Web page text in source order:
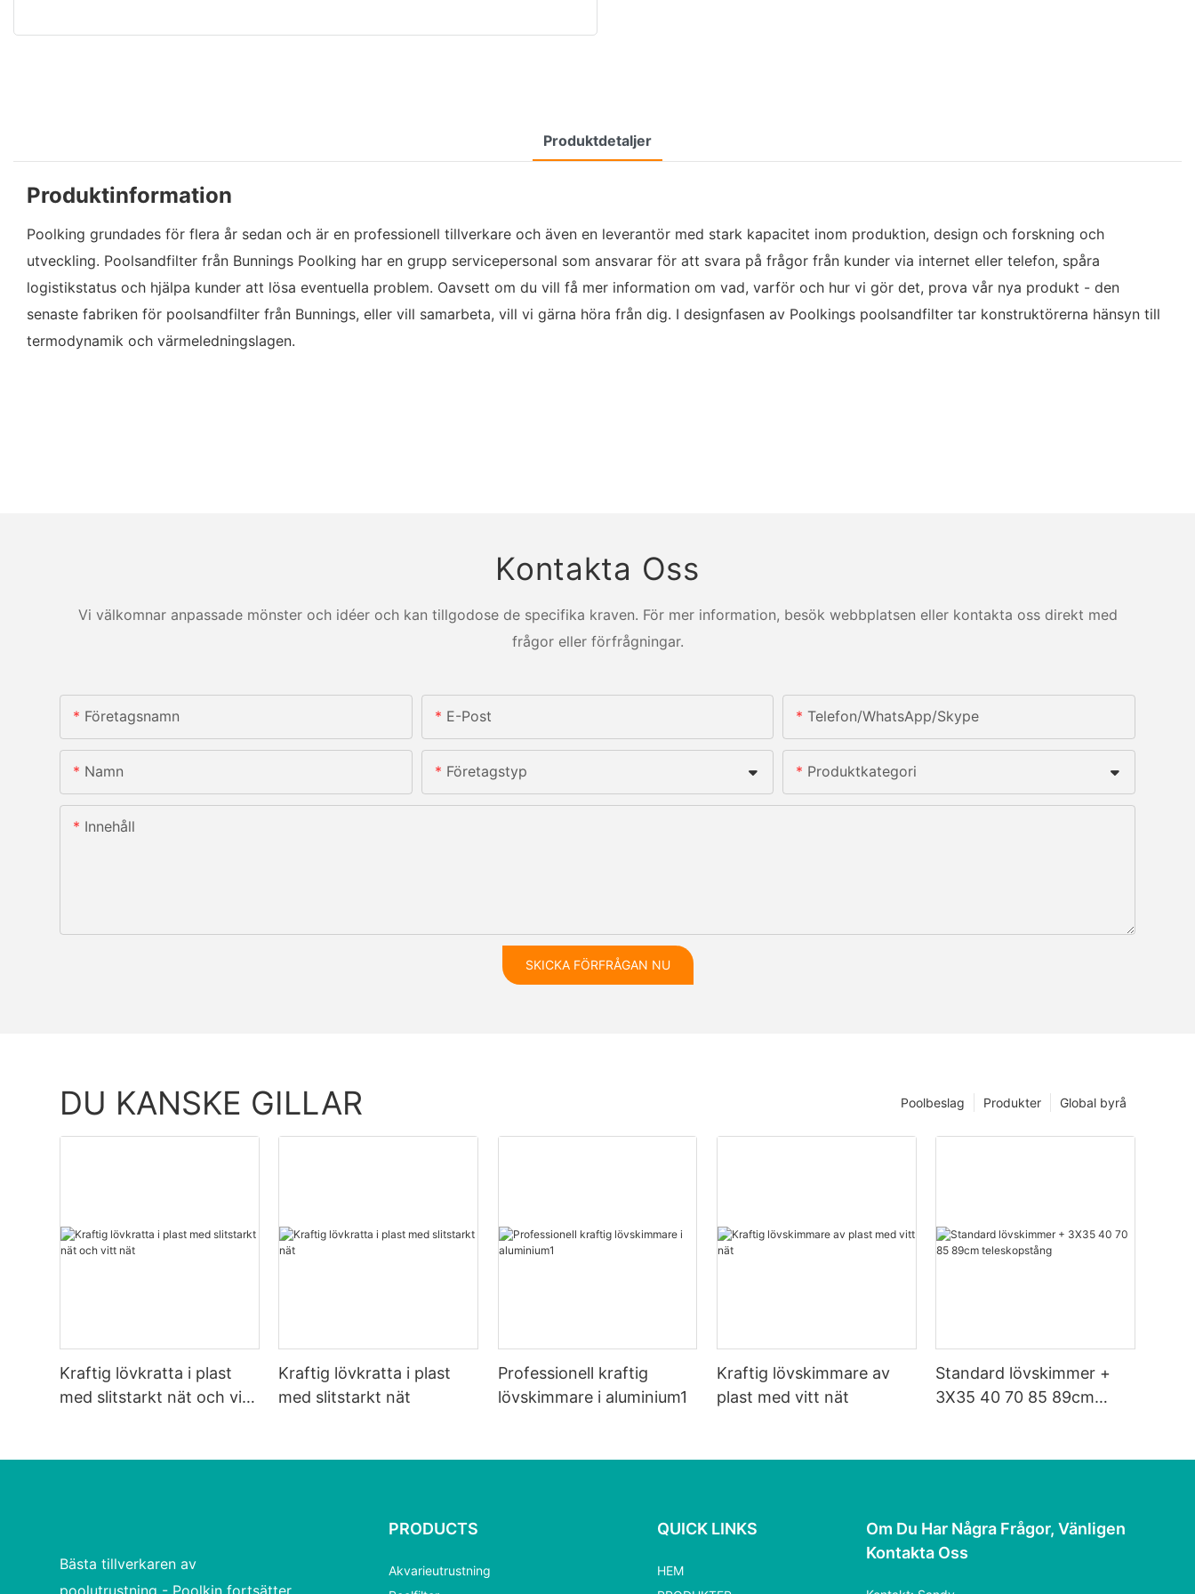
Produktdetaljer
Produktinformation
Poolking grundades för flera år sedan och är en professionell tillverkare och även en leverantör med stark kapacitet inom produktion, design och forskning och
utveckling. Poolsandfilter från Bunnings Poolking har en grupp servicepersonal som ansvarar för att svara på frågor från kunder via internet eller telefon, spåra
logistikstatus och hjälpa kunder att lösa eventuella problem. Oavsett om du vill få mer information om vad, varför och hur vi gör det, prova vår nya produkt - den
senaste fabriken för poolsandfilter från Bunnings, eller vill samarbeta, vill vi gärna höra från dig. I designfasen av Poolkings poolsandfilter tar konstruktörerna hänsyn till
termodynamik och värmeledningslagen.
Kontakta Oss
Vi välkomnar anpassade mönster och idéer och kan tillgodose de specifika kraven. För mer information, besök webbplatsen eller kontakta oss direkt med
frågor eller förfrågningar.
Företagsnamn E-Post Telefon/whatsApp/skype
Namn Företagstyp Produktkategori
Innehåll
SKICKA FÖRFRÅGAN NU
DU KANSKE GILLAR Global byrå
Produkter
Poolbeslag
Kraftig lövkratta i plast
med slitstarkt nät och vitt
Kraftig lövkratta i plast
med slitstarkt nät
Professionell kraftig
lövskimmare i aluminium1
Kraftig lövskimmare av
plast med vitt nät
Standard lövskimmer +
3X35 40 70 85 89cm
Bästa tillverkaren av
poolutrustning - Poolkin fortsätter
PRODUCTS
Akvarieutrustning
QUICK LINKS
HEM
Om Du Har Några Frågor, Vänligen
Kontakta Oss